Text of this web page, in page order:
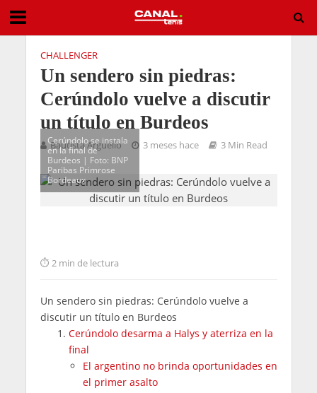
CHALLENGER
Un sendero sin piedras:
Cerúndolo vuelve a discutir
un título en Burdeos
Bautista Arguello 3 meses hace 3 Min Read
Cerúndolo se instala
en la final de
Burdeos | Foto: BNP
Paribas Primrose
Bordeaux
2 min de lectura
Un sendero sin piedras: Cerúndolo vuelve a
discutir un título en Burdeos
Cerúndolo desarma a Halys y aterriza en la
final
El argentino no brinda oportunidades en
el primer asalto